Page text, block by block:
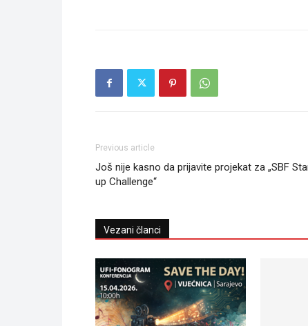
Previous article
Još nije kasno da prijavite projekat za „SBF
up Challenge“
Vezani članci